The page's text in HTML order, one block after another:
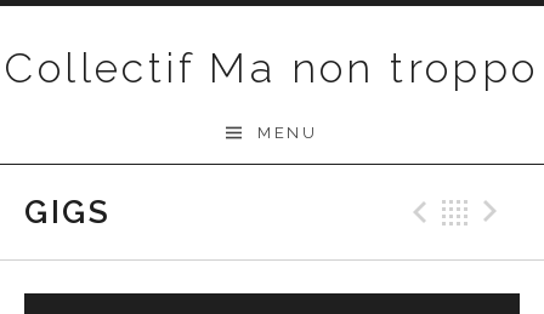
Collectif Ma non troppo
MENU
GIGS